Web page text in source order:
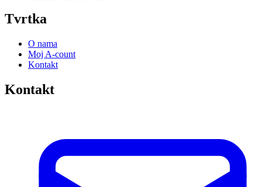
Tvrtka
O nama
Moj A-count
Kontakt
Kontakt